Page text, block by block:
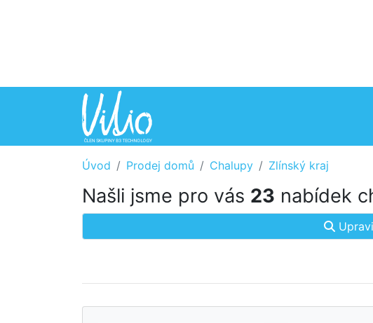
Úvod Prodej domů Chalupy Zlínský kraj
Našli jsme pro vás 23 nabídek